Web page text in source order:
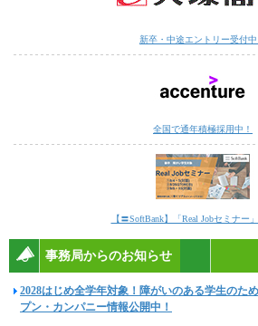
新卒・中途エントリー受付中
全国で通年積極採用中！
【〓SoftBank】「Real Jobセミナー
事務局からのお知らせ
2028はじめ全学年対象！障がいのある学生のた
プン・カンパニー情報公開中！